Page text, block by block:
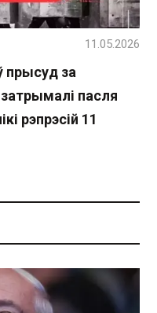
за
пасля
рэпрэсій 11
11.05.2026